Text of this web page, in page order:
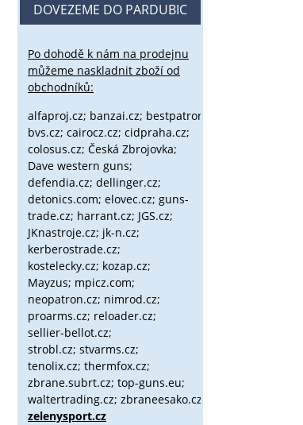
DOVEZEME DO PARDUBIC
Po dohodě k nám na prodejnu
můžeme naskladnit zboží od
obchodníků:
alfaproj.cz; banzai.cz; bestpatron.eu;
bvs.cz; cairocz.cz; cidpraha.cz;
colosus.cz; Česká Zbrojovka;
Dave western guns;
defendia.cz; dellinger.cz;
detonics.com; elovec.cz; guns-
trade.cz; harrant.cz; JGS.cz;
JKnastroje.cz; jk-n.cz;
kerberostrade.cz;
kostelecky.cz; kozap.cz;
Mayzus; mpicz.com;
neopatron.cz; nimrod.cz;
proarms.cz; reloader.cz;
sellier-bellot.cz;
strobl.cz; stvarms.cz;
tenolix.cz; thermfox.cz;
zbrane.subrt.cz; top-guns.eu;
waltertrading.cz; zbraneesako.cz;
zelenysport.cz